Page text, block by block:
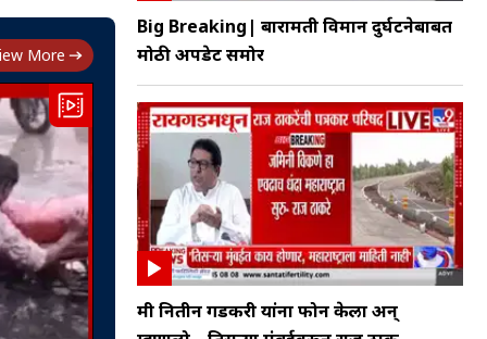
More
Big Breaking| बारामती विमान दुर्घटनेबाबत
मोठी अपडेट समोर
मी नितीन गडकरी यांना फोन केला अन्